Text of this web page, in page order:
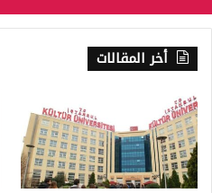
أخر المقالات